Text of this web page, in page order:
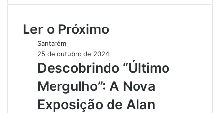
b
i
tLer o Próximo
Santarém
25 de outubro de 2024
Descobrindo “Último
Mergulho”: A Nova
Exposição de Alan